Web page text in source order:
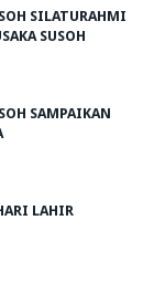
SILATURAHMI
SUSOH
SAMPAIKAN
LAHIR